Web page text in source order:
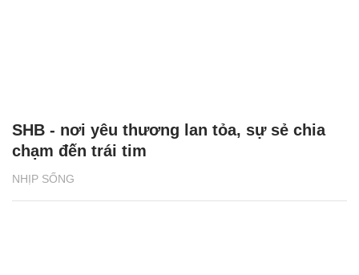
NHỊP SỐNG
SHB - nơi yêu thương lan tỏa, sự sẻ chia
chạm đến trái tim